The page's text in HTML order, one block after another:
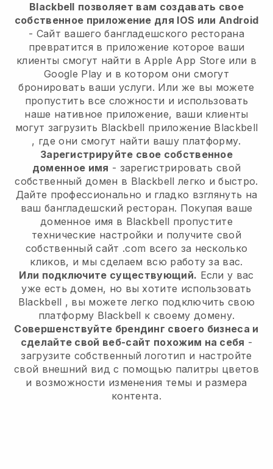
Blackbell позволяет вам создавать свое
собственное приложение для IOS или Android
- Сайт вашего бангладешского ресторана
превратится в приложение которое ваши
клиенты смогут найти в Apple App Store или в
Google Play и в котором они смогут
бронировать ваши услуги. Или же вы можете
пропустить все сложности и использовать
наше нативное приложение, ваши клиенты
могут загрузить Blackbell приложение Blackbell
, где они смогут найти вашу платформу.
Зарегистрируйте свое собственное
доменное имя - зарегистрировать свой
собственный домен в Blackbell легко и быстро.
Дайте профессионально и гладко взглянуть на
ваш бангладешский ресторан. Покупая ваше
доменное имя в Blackbell пропустите
технические настройки и получите свой
собственный сайт .com всего за несколько
кликов, и мы сделаем всю работу за вас.
Или подключите существующий. Если у вас
уже есть домен, но вы хотите использовать
Blackbell , вы можете легко подключить свою
платформу Blackbell к своему домену.
Совершенствуйте брендинг своего бизнеса и
сделайте свой веб-сайт похожим на себя -
загрузите собственный логотип и настройте
свой внешний вид с помощью палитры цветов
и возможности изменения темы и размера
контента.